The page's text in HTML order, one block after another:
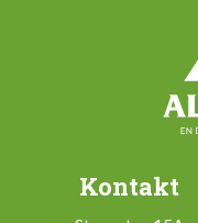
Kontakt